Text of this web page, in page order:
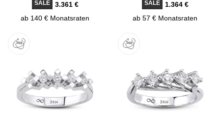
SALE
3.361 €
ab 140 € Monatsraten
SALE
1.364 €
ab 57 € Monatsraten